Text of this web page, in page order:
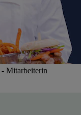
- Mitarbeiterin